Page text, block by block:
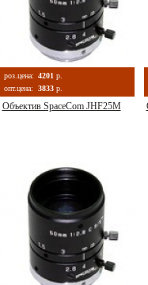
роз.цена: 4201 р.
опт.цена:
3833 р.
Объектив SpaceCom JHF25M